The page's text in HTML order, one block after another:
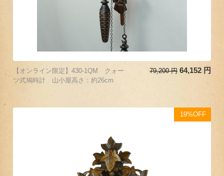
【オンライン限定】430-1QM クォー
ツ式鳩時計 山小屋高さ：約26cm
79,200 円 64,152 円
19%OFF